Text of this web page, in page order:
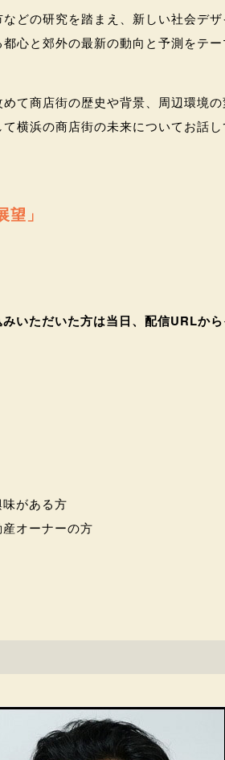
どの研究を踏まえ、新しい社会デ
心と郊外の最新の動向と予測をテー
て商店街の歴史や背景、周辺環境
横浜の商店街の未来についてお話し
」
いただいた方は当日、配信URLか
がある方
オーナーの方